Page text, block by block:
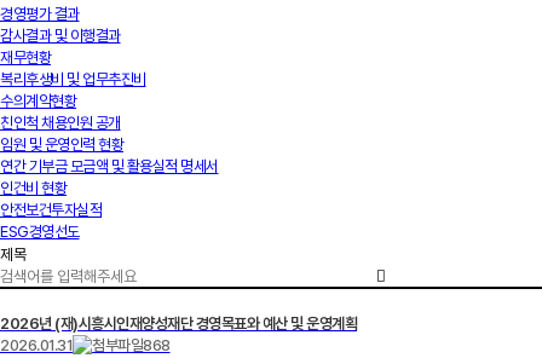
경영평가 결과
감사결과 및 이행결과
재무현황
복리후생비 및 업무추진비
수의계약현황
친인척 채용인원 공개
임원 및 운영인력 현황
연간 기부금 모금액 및 활용실적 명세서
인건비 현황
안전보건투자실적
ESG경영선도
2026년 (재)시흥시인재양성재단 경영목표와 예산 및 운영계획
2026.01.31
868